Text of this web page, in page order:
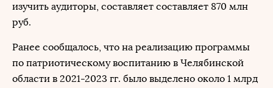
изучить аудиторы, составляет составляет 870 млн
руб.
Ранее сообщалось, что на реализацию программы
по патриотическому воспитанию в Челябинской
области в 2021-2023 гг. было выделено около 1 млрд